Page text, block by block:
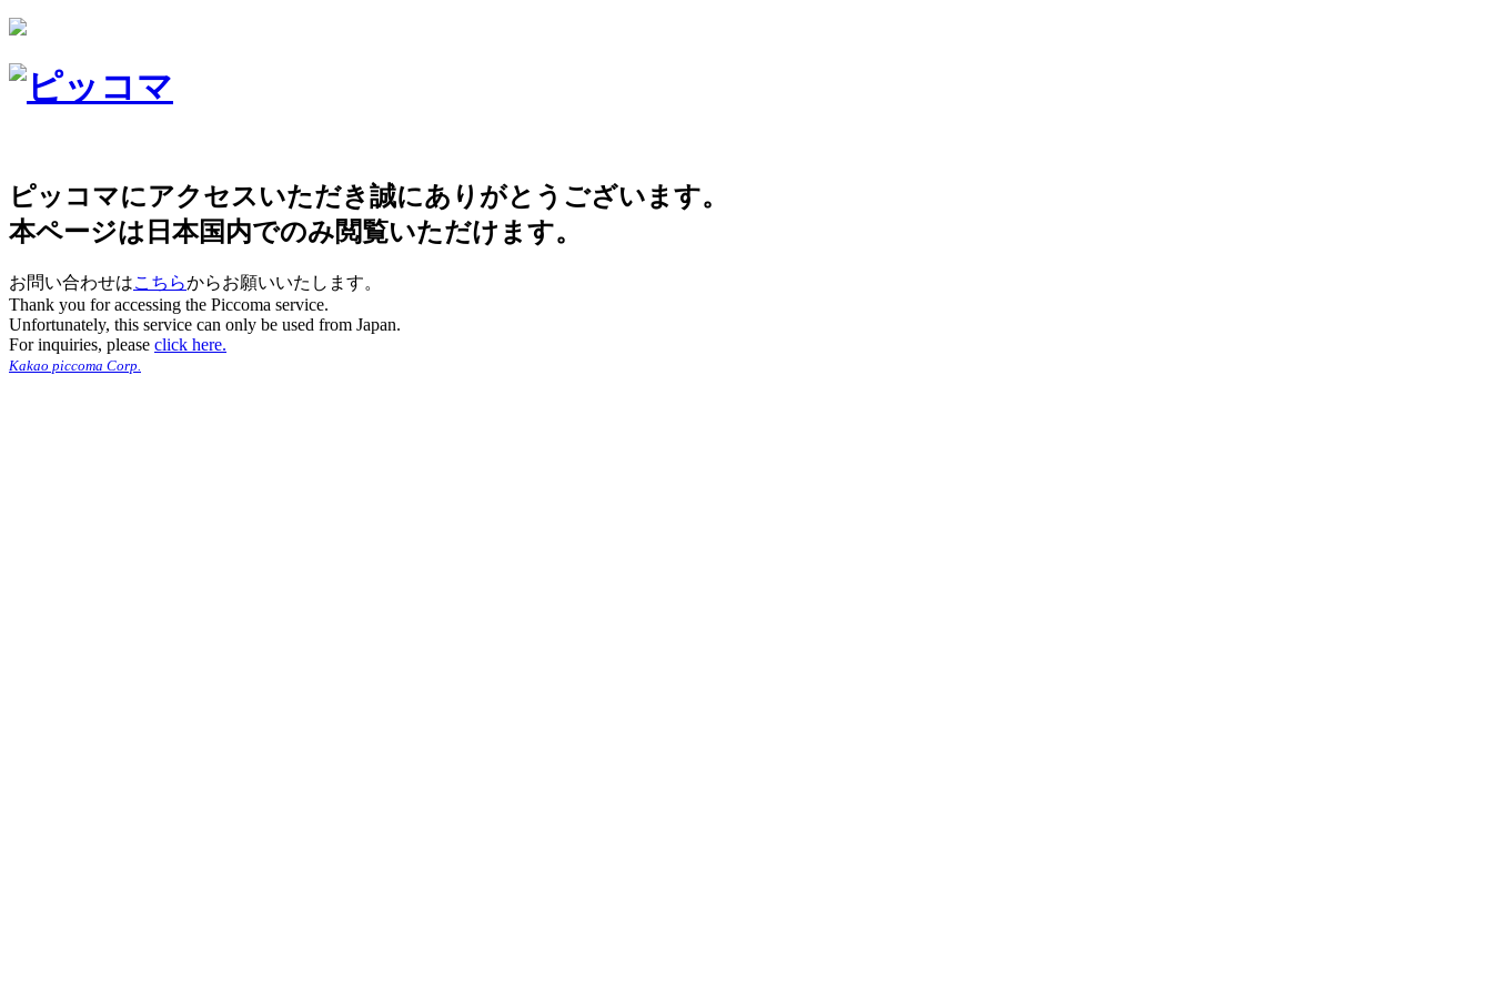
ピッコマにアクセスいただき誠にありがとうございます。
本ページは日本国内でのみ閲覧いただけます。
お問い合わせはこちらからお願いいたします。
Thank you for accessing the Piccoma service.
Unfortunately, this service can only be used from Japan.
For inquiries, please click here.
Kakao piccoma Corp.